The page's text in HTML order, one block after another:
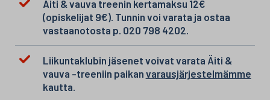
Äiti & vauva treenin kertamaksu 12€
(opiskelijat 9€). Tunnin voi varata ja ostaa
vastaanotosta p. 020 798 4202.
Liikuntaklubin jäsenet voivat varata Äiti &
vauva -treeniin paikan varausjärjestelmämme
kautta.